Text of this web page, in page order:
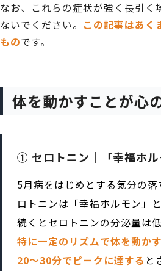
なお、これらの症状が強く長引
ないでください。 この記事はあく
ものです。
体を動かすことが心
① セロトニン｜「幸福ホ
5月病をはじめとする気分の
ロトニンは「幸福ホルモン」
続くとセロトニンの分泌量は
特に一定のリズムで体を動か
20〜30分でピークに達する と